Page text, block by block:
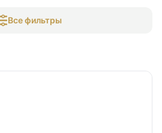
Все фильтры